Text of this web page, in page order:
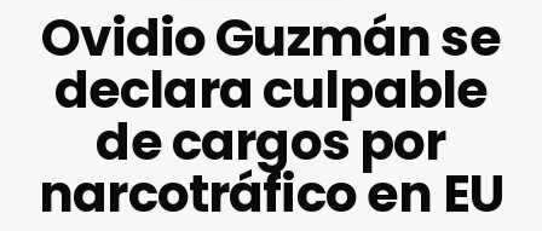
Ovidio Guzmán se
declara culpable
de cargos por
narcotráfico en EU